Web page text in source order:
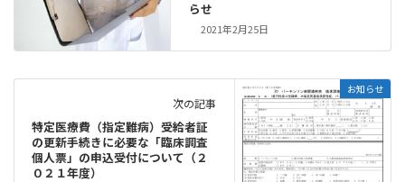
らせ
2021年2月25日
お知らせ
次の記事
特定医療費（指定難病）受給者証
の更新手続きに必要な「臨床調査
個人票」の申込受付について（２
０２１年度）